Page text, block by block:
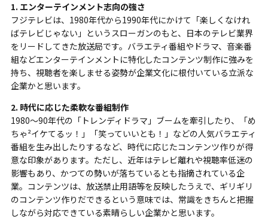
1. エンターテインメント志向の強さ
フジテレビは、1980年代から1990年代にかけて「楽しくなけれ
ばテレビじゃない」というスローガンのもと、日本のテレビ業界
をリードしてきた放送局です。バラエティ番組やドラマ、音楽番
組などエンターテインメントに特化したコンテンツ制作に強みを
持ち、視聴者を楽しませる姿勢が企業文化に根付いている立派な
企業かと思います。
2. 時代に応じた柔軟な番組制作
1980～90年代の「トレンディドラマ」ブームを牽引したり、「め
ちゃ²イケてるッ！」「笑っていいとも！」などの人気バラエティ
番組を生み出したりするなど、時代に応じたコンテンツ作りが得
意な印象があります。ただし、近年はテレビ離れや視聴率低迷の
影響もあり、かつての勢いが落ちているとも指摘されている企
業。コンテンツは、放送禁止用語等を反映したうえで、ギリギリ
のコンテンツ作りだできるという意味では、常識をきちんと把握
しながら対応できている素晴らしい企業かと思います。